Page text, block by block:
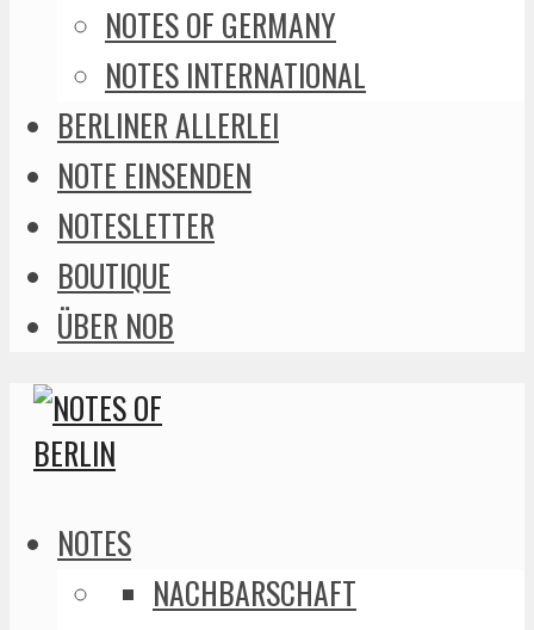
NOTES OF GERMANY
NOTES INTERNATIONAL
BERLINER ALLERLEI
NOTE EINSENDEN
NOTESLETTER
BOUTIQUE
ÜBER NOB
NOTES
NACHBARSCHAFT